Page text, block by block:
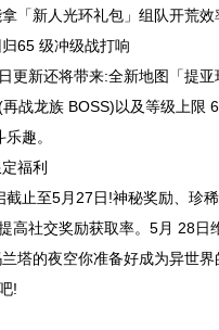
「新人光环礼包」组队开荒
65 级冲级战打响
更新还将带来:全新地图「提
战龙族 BOSS)以及等级上限
趣。
福利
止至5月27日!神秘奖励、珍
高社交奖励获取率。5月 28日
塔的夜空你准备好成为异世
!